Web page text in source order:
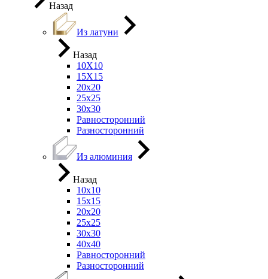
Назад
Из латуни
Назад
10Х10
15Х15
20х20
25х25
30х30
Равносторонний
Разносторонний
Из алюминия
Назад
10х10
15х15
20х20
25х25
30х30
40х40
Равносторонний
Разносторонний